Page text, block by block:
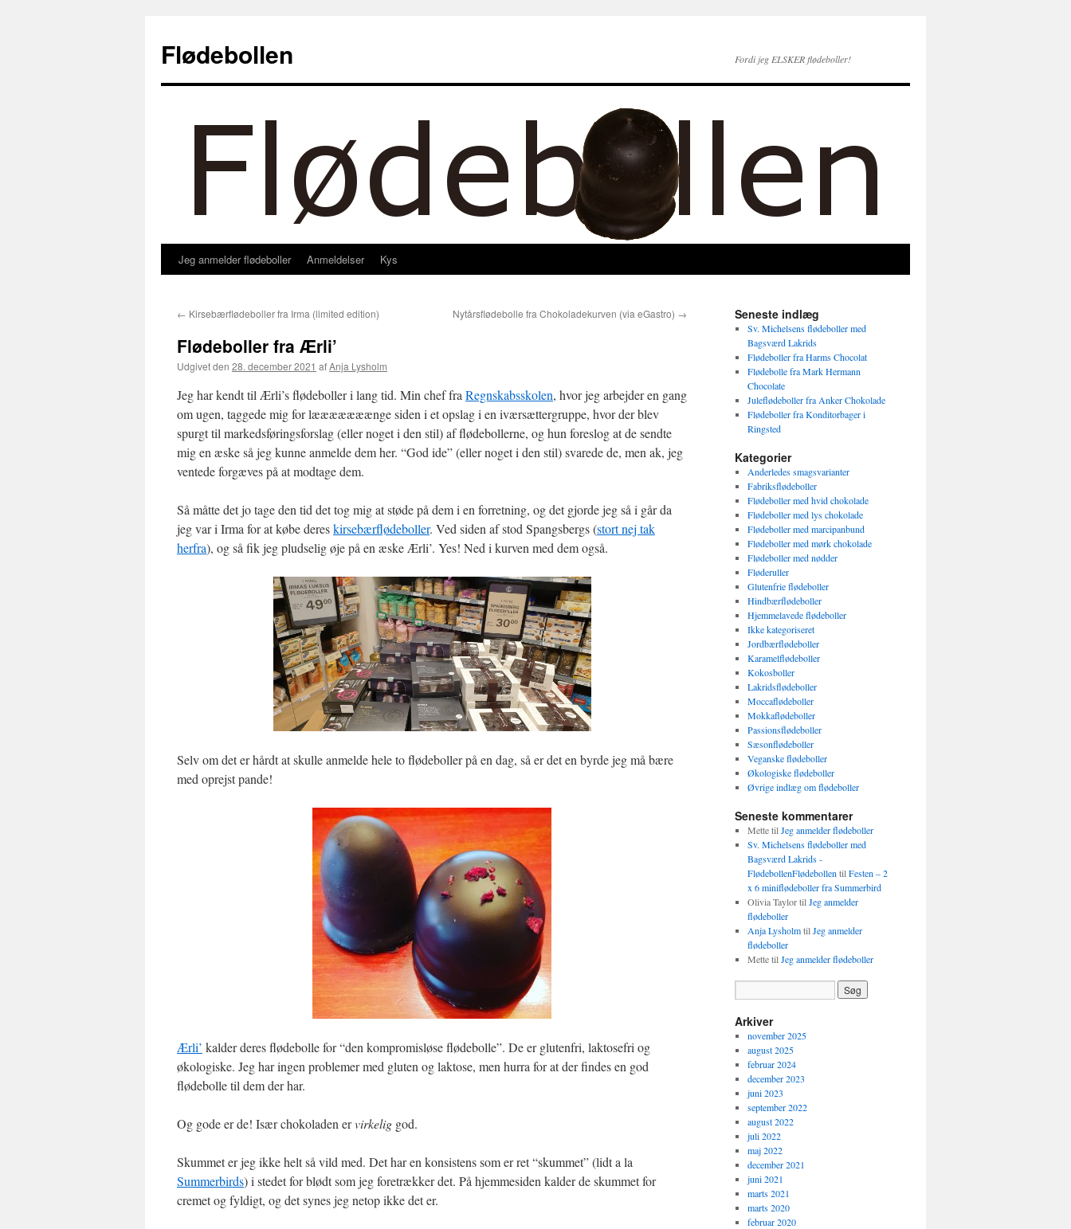
indhold
Flødebollen Fordi jeg ELSKER flødeboller!
Jeg anmelder flødeboller Anmeldelser Kys
← Kirsebærflødeboller fra Irma (limited edition) Nytårsflødebolle fra Chokoladekurven (via eGastro) →
Flødeboller fra Ærli’
Udgivet den 28. december 2021 afAnja Lysholm
Jeg har kendt til Ærli’s flødeboller i lang tid. Min chef fra Regnskabsskolen, hvor jeg arbejder en gang
om ugen, taggede mig for lææææææænge siden i et opslag i en iværsættergruppe, hvor der blev
spurgt til markedsføringsforslag (eller noget i den stil) af flødebollerne, og hun foreslog at de sendte
mig en æske så jeg kunne anmelde dem her. “God ide” (eller noget i den stil) svarede de, men ak, jeg
ventede forgæves på at modtage dem.
Så måtte det jo tage den tid det tog mig at støde på dem i en forretning, og det gjorde jeg så i går da
jeg var i Irma for at købe dereskirsebærflødeboller. Ved siden af stod Spangsbergs (stort nej tak
herfra), og så fik jeg pludselig øje på en æske Ærli’. Yes! Ned i kurven med dem også.
Selv om det er hårdt at skulle anmelde hele to flødeboller på en dag, så er det en byrde jeg må bære
med oprejst pande!
Ærli’ kalder deres flødebolle for “den kompromisløse flødebolle”. De er glutenfri, laktosefri og
økologiske. Jeg har ingen problemer med gluten og laktose, men hurra for at der findes en god
flødebolle til dem der har.
Og gode er de! Især chokoladen ervirkelig god.
Skummet er jeg ikke helt så vild med. Det har en konsistens som er ret “skummet” (lidt a la
Summerbirds) i stedet for blødt som jeg foretrækker det. På hjemmesiden kalder de skummet for
cremet og fyldigt, og det synes jeg netop ikke det er.
Seneste indlæg
Sv. Michelsens flødeboller med
Bagsværd Lakrids
Flødeboller fra Harms Chocolat
Flødebolle fra Mark Hermann
Chocolate
Juleflødeboller fra Anker Chokolade
Flødeboller fra Konditorbager i
Ringsted
Kategorier
Anderledes smagsvarianter
Fabriksflødeboller
Flødeboller med hvid chokolade
Flødeboller med lys chokolade
Flødeboller med marcipanbund
Flødeboller med mørk chokolade
Flødeboller med nødder
Fløderuller
Glutenfrie flødeboller
Hindbærflødeboller
Hjemmelavede flødeboller
Ikke kategoriseret
Jordbærflødeboller
Karamelflødeboller
Kokosboller
Lakridsflødeboller
Moccaflødeboller
Mokkaflødeboller
Passionsflødeboller
Sæsonflødeboller
Veganske flødeboller
Økologiske flødeboller
Øvrige indlæg om flødeboller
Seneste kommentarer
MettetilJeg anmelder flødeboller
Sv. Michelsens flødeboller med
Bagsværd Lakrids -
FlødebollenFlødebollen tilFesten – 2
x 6 miniflødeboller fra Summerbird
Olivia TaylortilJeg anmelder
flødeboller
Anja LysholmtilJeg anmelder
flødeboller
MettetilJeg anmelder flødeboller
Arkiver
november 2025
august 2025
februar 2024
december 2023
juni 2023
september 2022
august 2022
juli 2022
maj 2022
december 2021
juni 2021
marts 2021
marts 2020
februar 2020